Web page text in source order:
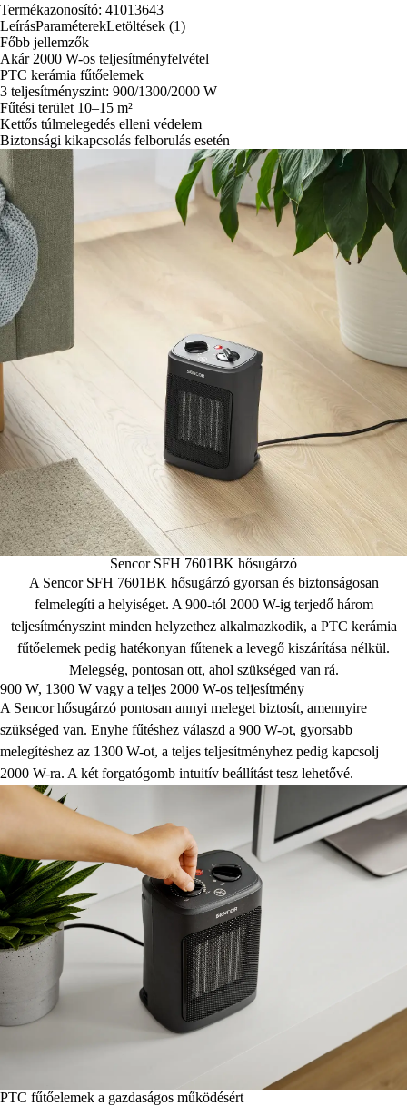
Termékazonosító: 41013643
LeírásParaméterekLetöltések (1)
Főbb jellemzők
Akár 2000 W-os teljesítményfelvétel
PTC kerámia fűtőelemek
3 teljesítményszint: 900/1300/2000 W
Fűtési terület 10–15 m²
Kettős túlmelegedés elleni védelem
Biztonsági kikapcsolás felborulás esetén
Sencor SFH 7601BK hősugárzó
A Sencor SFH 7601BK hősugárzó gyorsan és biztonságosan
felmelegíti a helyiséget. A 900-tól 2000 W-ig terjedő három
teljesítményszint minden helyzethez alkalmazkodik, a PTC kerámia
fűtőelemek pedig hatékonyan fűtenek a levegő kiszárítása nélkül.
Melegség, pontosan ott, ahol szükséged van rá.
900 W, 1300 W vagy a teljes 2000 W-os teljesítmény
A Sencor hősugárzó pontosan annyi meleget biztosít, amennyire
szükséged van. Enyhe fűtéshez válaszd a 900 W-ot, gyorsabb
melegítéshez az 1300 W-ot, a teljes teljesítményhez pedig kapcsolj
2000 W-ra. A két forgatógomb intuitív beállítást tesz lehetővé.
PTC fűtőelemek a gazdaságos működésért